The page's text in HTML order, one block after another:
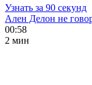
Узнать за 90 секунд
Ален Делон не
00:58
2 мин